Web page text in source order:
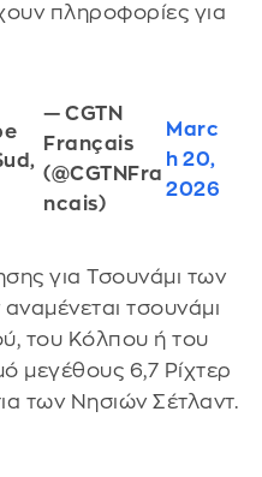
πληροφορίες για
— CGTN
Français
(@CGTNFra
ncais)
Marc
h 20,
2026
για Τσουνάμι των
τσουνάμι
του Κόλπου ή του
μεγέθους 6,7 Ρίχτερ
των Νησιών Σέτλαντ.